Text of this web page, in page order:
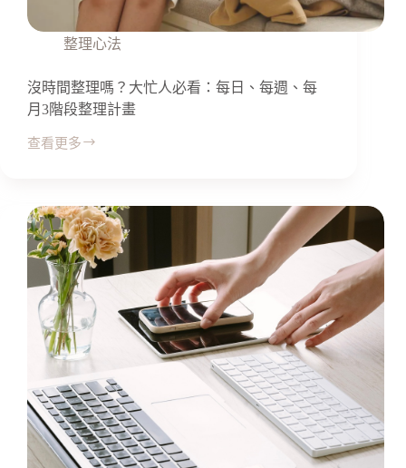
整理心法
沒時間整理嗎？大忙人必看：每日、每週、每
月3階段整理計畫
查看更多